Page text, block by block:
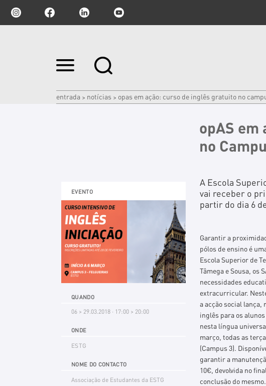
Ir
para
|
Ir
entrada > notícias > opas em ação: curso de inglês gratuito no
opAS
no
EVENTO
QUANDO
06 > 29.03.2018 · 17:00 > 20:00
ONDE
ESTG
NOME DO CONTACTO
Associação de Estudantes da ESTG
A Escola
vai receber o
partir do dia 6
Garantir a
pólos de ensino é
Escola Superior de
Tâmega e Sousa, os
necessidades
extracurricular.
a acção social lança,
inglês para os
nesta língua
março, todas as
(Campus 3).
garantir a
10€, devolvida no
conclusão do mesmo.